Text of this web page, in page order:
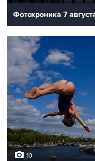
Фотохроника 7
10